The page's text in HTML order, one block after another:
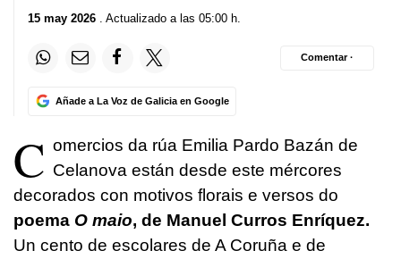
15 may 2026 . Actualizado a las 05:00 h.
Añade a La Voz de Galicia en Google
Comentar ·
C omercios da rúa Emilia Pardo Bazán de
Celanova están desde este mércores
decorados con motivos florais e versos do
poema O maio, de Manuel Curros Enríquez.
Un cento de escolares de A Coruña e de